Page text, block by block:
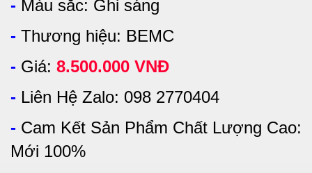
- Màu sắc: Ghi sáng
- Thương hiệu: BEMC
- Giá: 8.500.000 VNĐ
- Liên Hệ Zalo: 098 2770404
- Cam Kết Sản Phẩm Chất Lượng Cao:
Mới 100%